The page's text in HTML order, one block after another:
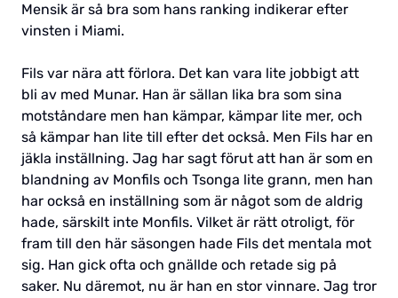
Mensik är så bra som hans ranking indikerar efter
vinsten i Miami.
Fils var nära att förlora. Det kan vara lite jobbigt att
bli av med Munar. Han är sällan lika bra som sina
motståndare men han kämpar, kämpar lite mer, och
så kämpar han lite till efter det också. Men Fils har en
jäkla inställning. Jag har sagt förut att han är som en
blandning av Monfils och Tsonga lite grann, men han
har också en inställning som är något som de aldrig
hade, särskilt inte Monfils. Vilket är rätt otroligt, för
fram till den här säsongen hade Fils det mentala mot
sig. Han gick ofta och gnällde och retade sig på
saker. Nu däremot, nu är han en stor vinnare. Jag tror